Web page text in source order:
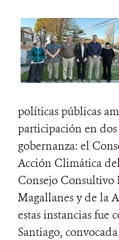
políticas públicas
participación en
gobernanza: el
Acción Climática
Consejo
Magallanes y de la
estas instancias fue
Santiago,